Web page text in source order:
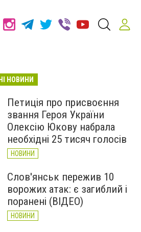
НОВИНИ
Петиція про присвоєння
звання Героя України
Олексію Юкову набрала
необхідні 25 тисяч голосів
НОВИНИ
Слов'янськ пережив 10
ворожих атак: є загиблий і
поранені (ВІДЕО)
НОВИНИ